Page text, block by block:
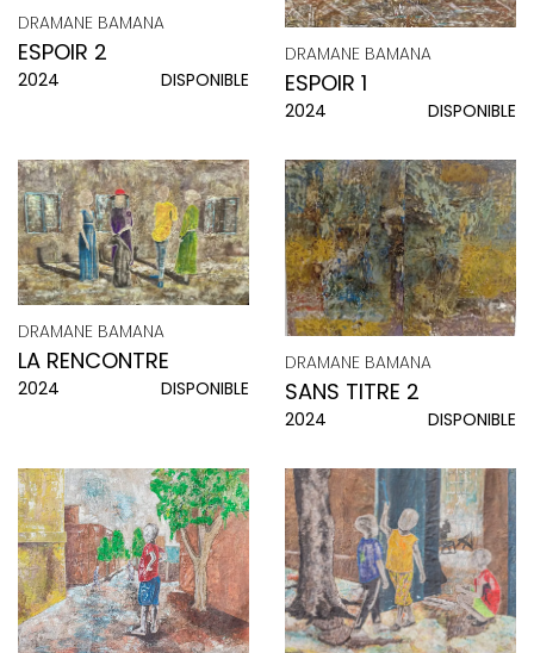
DRAMANE BAMANA
ESPOIR 2
2024 DISPONIBLE
DRAMANE BAMANA
ESPOIR 1
2024 DISPONIBLE
DRAMANE BAMANA
LA RENCONTRE
2024 DISPONIBLE
DRAMANE BAMANA
SANS TITRE 2
2024 DISPONIBLE